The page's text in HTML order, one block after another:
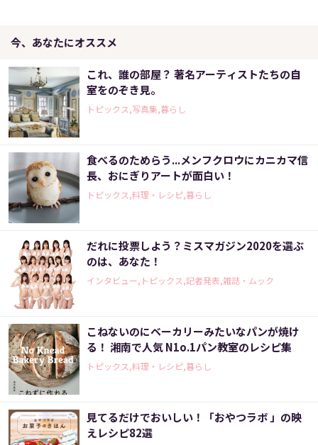
今、あなたにオススメ
これ、誰の部屋？ 著名アーティストたちの自
室をのぞき見。
トピックス,写真集,暮らし
食べるのためらう...メンフクロウにカニカマ信
長、おにぎりアートが面白い！
トピックス,料理・レシピ,暮らし
だれに投票しよう？ミスマガジン2020を選ぶ
のは、あなた！
インタビュー,トピックス,記者発表,雑誌・ムック
こねないのにベーカリーみたいなパンが焼け
る！ 湘南で人気 N1o.1パン教室のレシピ集
トピックス,料理・レシピ,暮らし
見てるだけでおいしい！「おやつラボ 」の映
えレシピ82選